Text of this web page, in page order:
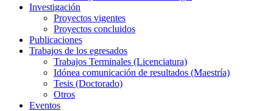
Investigación
Proyectos vigentes
Proyectos concluidos
Publicaciones
Trabajos de los egresados
Trabajos Terminales (Licenciatura)
Idónea comunicación de resultados (Maestría)
Tesis (Doctorado)
Otros
Eventos